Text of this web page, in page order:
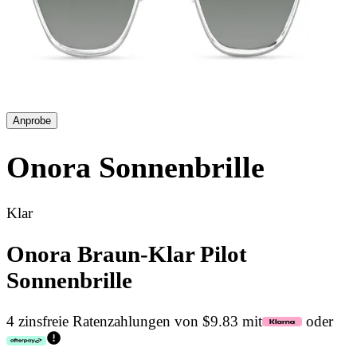
Anprobe
Onora Sonnenbrille
Klar
Onora Braun-Klar Pilot
Sonnenbrille
4 zinsfreie Ratenzahlungen von $9.83 mit oder